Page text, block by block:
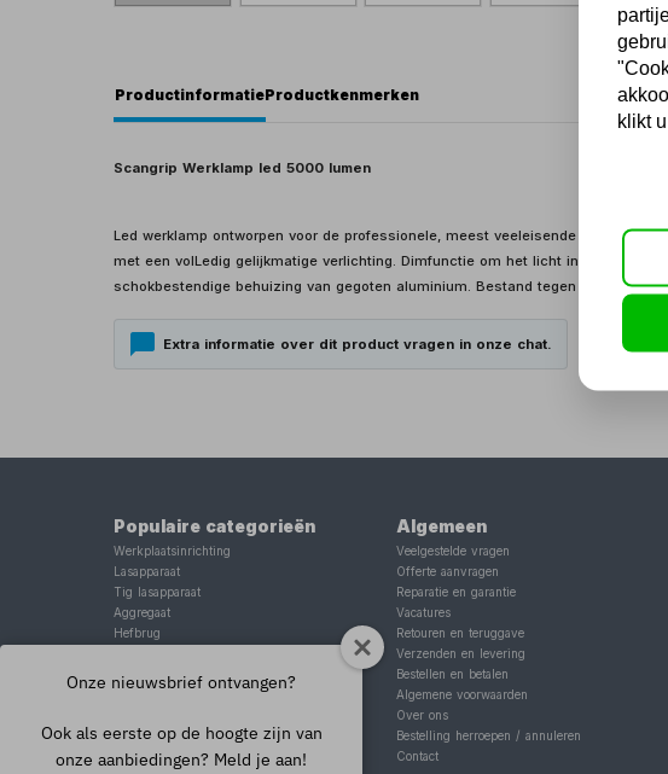
ProductinformatieProductkenmerken
Scangrip Werklamp led 5000 lumen
Led werklamp ontworpen voor de professionele, meest veeleisende gebruiker.
met een volLedig gelijkmatige verlichting. Dimfunctie om het licht in vijf
schokbestendige behuizing van gegoten aluminium. Bestand tegen natte en
Extra informatie over dit product vragen in onze chat.
Populaire categorieën
Werkplaatsinrichting
Lasapparaat
Tig lasapparaat
Aggregaat
Hefbrug
Schaarlift
Algemeen
Veelgestelde vragen
Offerte aanvragen
Reparatie en garantie
Vacatures
Retouren en teruggave
Verzenden en levering
Bestellen en betalen
Algemene voorwaarden
Over ons
Bestelling herroepen / annuleren
Contact
Onze nieuwsbrief ontvangen?
Ook als eerste op de hoogte zijn van
onze aanbiedingen? Meld je aan!
klikt